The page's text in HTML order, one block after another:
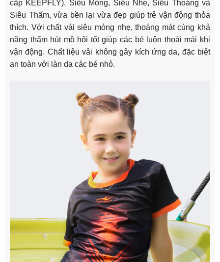
cấp KEEPFLY), Siêu Mỏng, Siêu Nhẹ, Siêu Thoáng và
Siêu Thấm, vừa bền lại vừa đẹp giúp trẻ vận động thỏa
thích. Với chất vải siêu mỏng nhẹ, thoáng mát cùng khả
năng thấm hút mồ hôi tốt giúp các bé luôn thoải mái khi
vận động. Chất liệu vải không gây kích ứng da, đặc biệt
an toàn với làn da các bé nhỏ.